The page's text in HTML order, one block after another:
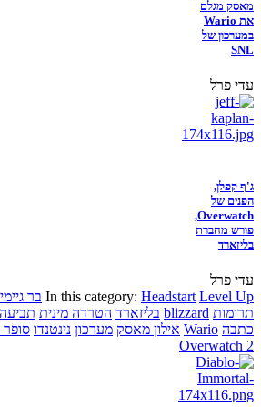
מאסק מגלם
את Wario
במערכון של
SNL
עדי פרל
ג'ף קפלן,
הפנים של
Overwatch,
פורש מחברת
בליזארד
עדי פרל
In this category: Headstart Level Up בר
תרומות blizzard בליזארד הטרדה מינית תביעה
כתבה Wario אילון מאסק מערכון נינטנדו סופר
Overwatch 2